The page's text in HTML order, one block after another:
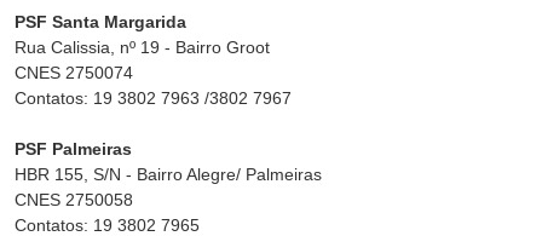
PSF Santa Margarida
Rua Calissia, nº 19 - Bairro Groot
CNES 2750074
Contatos: 19 3802 7963 /3802 7967
PSF Palmeiras
HBR 155, S/N - Bairro Alegre/ Palmeiras
CNES 2750058
Contatos: 19 3802 7965